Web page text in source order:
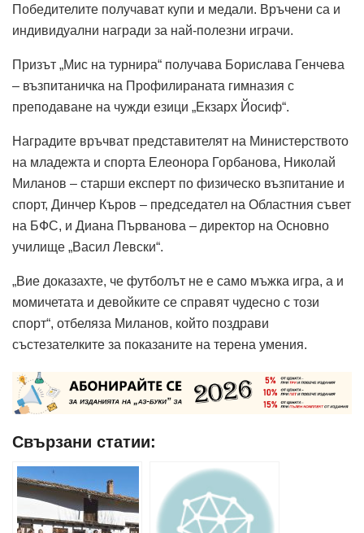
Победителите получават купи и медали. Връчени са и
индивидуални награди за най-полезни играчи.
Призът „Мис на турнира“ получава Борислава Генчева
– възпитаничка на Профилираната гимназия с
преподаване на чужди езици „Екзарх Йосиф“.
Наградите връчват представителят на Министерството
на младежта и спорта Елеонора Горбанова, Николай
Миланов – старши експерт по физическо възпитание и
спорт, Динчер Къров – председател на Областния съвет
на БФС, и Диана Първанова – директор на Основно
училище „Васил Левски“.
„Вие доказахте, че футболът не е само мъжка игра, а и
момичетата и девойките се справят чудесно с този
спорт“, отбеляза Миланов, който поздрави
състезателките за показаните на терена умения.
Свързани статии: